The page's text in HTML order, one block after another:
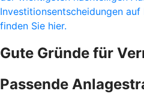
Investitionsentscheidungen
finden Sie hier.
Gute Gründe für
Passende